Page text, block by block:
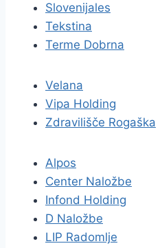
Slovenijales
Tekstina
Terme Dobrna
Velana
Vipa Holding
Zdravilišče Rogaška
Alpos
Center Naložbe
Infond Holding
D Naložbe
LIP Radomlje